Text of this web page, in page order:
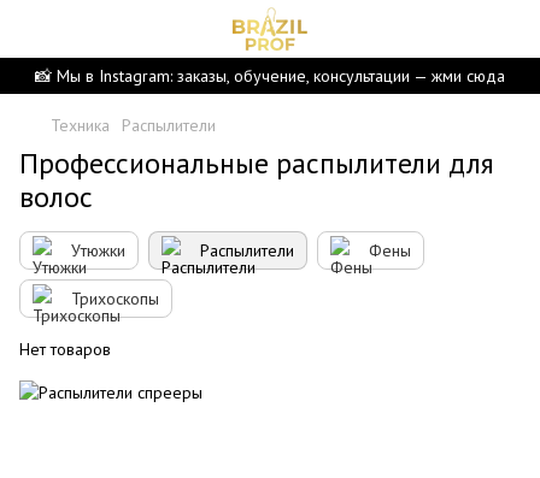
📸 Мы в Instagram: заказы, обучение, консультации — жми сюда
Техника Распылители
Профессиональные распылители для
волос
Утюжки Распылители Фены
Трихоскопы
Нет товаров